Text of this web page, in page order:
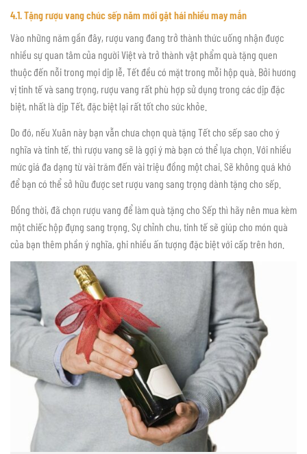
4.1. Tặng rượu vang chúc sếp năm mới gặt hái nhiều may mắn
Vào những năm gần đây, rượu vang đang trở thành thức uống nhận được
nhiều sự quan tâm của người Việt và trở thành vật phẩm quà tặng quen
thuộc đến nỗi trong mọi dịp lễ, Tết đều có mặt trong mỗi hộp quà. Bởi hương
vị tinh tế và sang trọng, rượu vang rất phù hợp sử dụng trong các dịp đặc
biệt, nhất là dịp Tết, đặc biệt lại rất tốt cho sức khỏe.
Do đó, nếu Xuân này bạn vẫn chưa chọn quà tặng Tết cho sếp sao cho ý
nghĩa và tinh tế, thì rượu vang sẽ là gợi ý mà bạn có thể lựa chọn. Với nhiều
mức giá đa dạng từ vài trăm đến vài triệu đồng một chai. Sẽ không quá khó
để bạn có thể sở hữu được set rượu vang sang trọng dành tặng cho sếp.
Đồng thời, đã chọn rượu vang để làm quà tặng cho Sếp thì hãy nên mua kèm
một chiếc hộp đựng sang trọng. Sự chỉnh chu, tinh tế sẽ giúp cho món quà
của bạn thêm phần ý nghĩa, ghi nhiều ấn tượng đặc biệt với cấp trên hơn.